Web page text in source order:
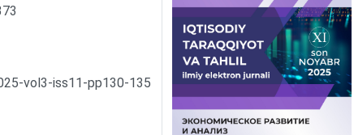
vol3-iss11-pp130-135